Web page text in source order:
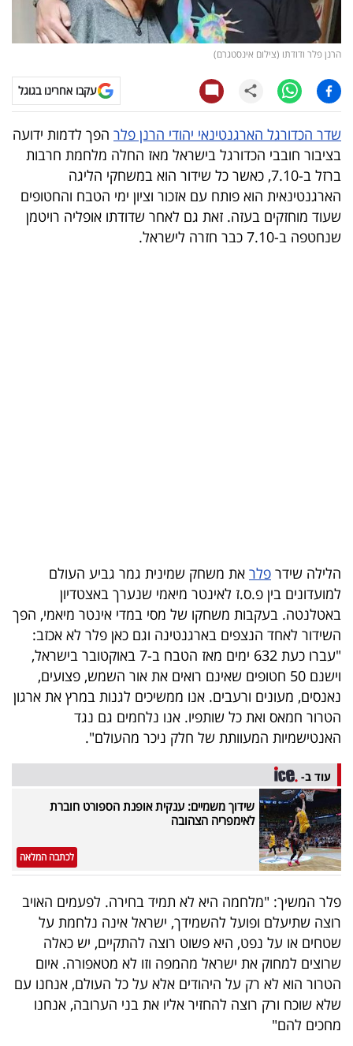
קריפטו
ויראלי
טלוויזיה
עסקי
ספורט
קריירה
ולימודים
הכלכלי
פודקאסט
40
UNDER
40
שיתופי
פעולה
דרושים
ניוזלטרים
מייל
אדום
הרנן פלר ודודתו (צילום אינסטגרם)
עקבו אחרינו בגוגל
שדר הכדורגל הארגנטינאי יהודי הרנן פלר הפך לדמות ידועה
בציבור חובבי הכדורגל בישראל מאז החלה מלחמת חרבות
ברזל ב-7.10, כאשר כל שידור הוא במשחקי הליגה
הארגנטינאית הוא פותח עם אזכור וציון ימי הטבח והחטופים
שעוד מוחזקים בעזה. זאת גם לאחר שדודתו אופליה רויטמן
שנחטפה ב-7.10 כבר חזרה לישראל.
הלילה שידר פלר את משחק שמינית גמר גביע העולם
למועדונים בין פ.ס.ז לאינטר מיאמי שנערך באצטדיון
באטלנטה. בעקבות משחקו של מסי במדי אינטר מיאמי, הפך
השידור לאחד הנצפים בארגנטינה וגם כאן פלר לא אכזב:
"עברו כעת 632 ימים מאז הטבח ב-7 באוקטובר בישראל,
וישנם 50 חטופים שאינם רואים את אור השמש, פצועים,
נאנסים, מעונים ורעבים. אנו ממשיכים לגנות במרץ את ארגון
הטרור חמאס ואת כל שותפיו. אנו נלחמים גם נגד
האנטישמיות המעוותת של חלק ניכר מהעולם".
עוד ב-
שידוך משמיים: ענקית אופנת הספורט חוברת
לאימפריה הצהובה
לכתבה המלאה
פלר המשיך: "מלחמה היא לא תמיד בחירה. לפעמים האויב
רוצה שתיעלם ופועל להשמידך, ישראל אינה נלחמת על
שטחים או על נפט, היא פשוט רוצה להתקיים, יש כאלה
שרוצים למחוק את ישראל מהמפה וזו לא מטאפורה. איום
הטרור הוא לא רק על היהודים אלא על כל העולם, אנחנו עם
שלא שוכח ורק רוצה להחזיר אליו את בני הערובה, אנחנו
מחכים להם"